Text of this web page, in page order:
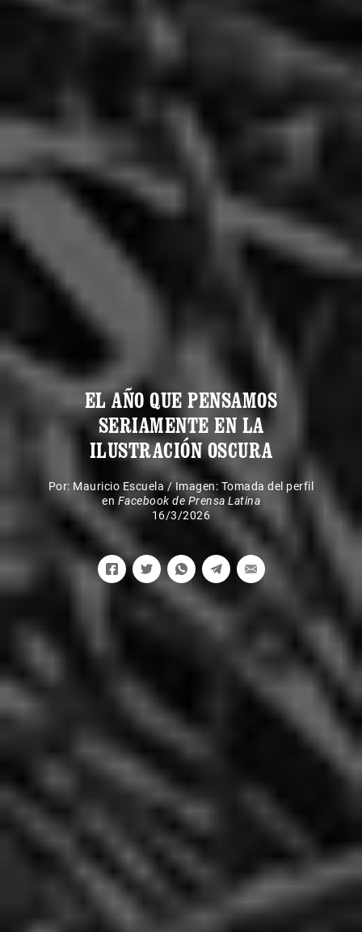
EL AÑO QUE PENSAMOS
SERIAMENTE EN LA
ILUSTRACIÓN OSCURA
Por: Mauricio Escuela /Imagen: Tomada del perfil
en Facebook de Prensa Latina
16/3/2026